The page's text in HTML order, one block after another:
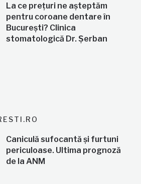
La ce prețuri ne așteptăm
pentru coroane dentare în
București? Clinica
stomatologică Dr. Șerban
Caniculă sufocantă și furtuni
periculoase. Ultima prognoză
de la ANM